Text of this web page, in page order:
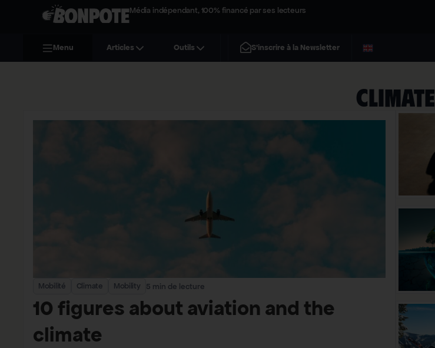
Média indépendant, 100% financé par ses lecteurs
Menu Articles Outils S'inscrire à la Newsletter
Climate
Mobilité Climate Mobility 5 min de lecture
10 figures about aviation and the
climate